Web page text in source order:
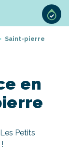
Saint-pierre
en
Petits